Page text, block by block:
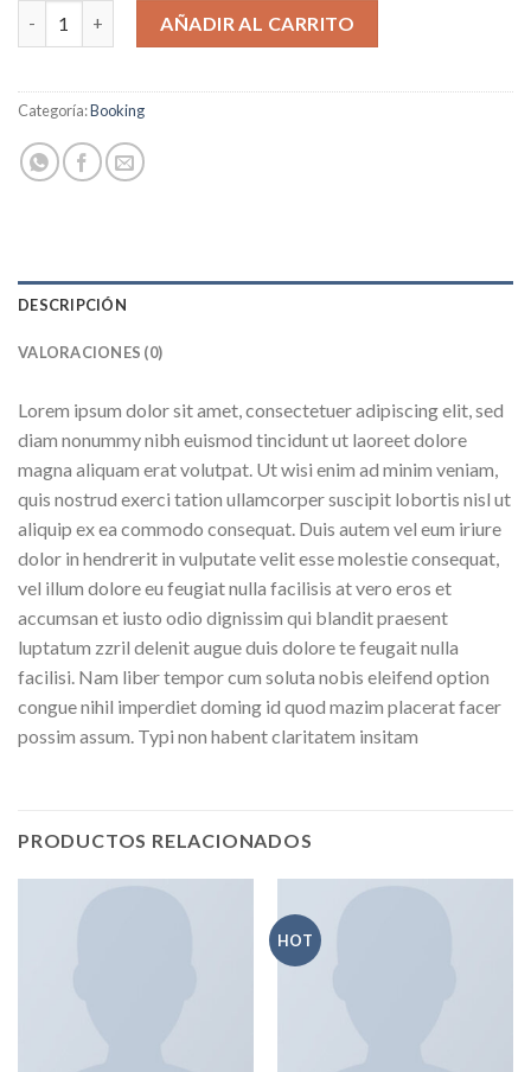
Weekend Wine Course cantidad
AÑADIR AL CARRITO
Categoría:Booking
DESCRIPCIÓN
VALORACIONES (0)
Lorem ipsum dolor sit amet, consectetuer adipiscing elit, sed
diam nonummy nibh euismod tincidunt ut laoreet dolore
magna aliquam erat volutpat. Ut wisi enim ad minim veniam,
quis nostrud exerci tation ullamcorper suscipit lobortis nisl ut
aliquip ex ea commodo consequat. Duis autem vel eum iriure
dolor in hendrerit in vulputate velit esse molestie consequat,
vel illum dolore eu feugiat nulla facilisis at vero eros et
accumsan et iusto odio dignissim qui blandit praesent
luptatum zzril delenit augue duis dolore te feugait nulla
facilisi. Nam liber tempor cum soluta nobis eleifend option
congue nihil imperdiet doming id quod mazim placerat facer
possim assum. Typi non habent claritatem insitam
PRODUCTOS RELACIONADOS
HOT